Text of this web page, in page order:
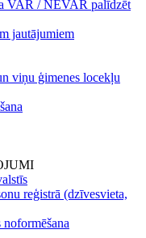
VAR / NEVAR palīdzēt
jautājumiem
viņu ģimenes locekļu
reģistrā (dzīvesvieta,
noformēšana